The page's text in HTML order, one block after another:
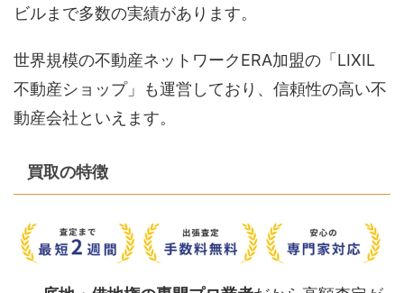
ビルまで多数の実績があります。
世界規模の不動産ネットワークERA加盟の「LIXIL
不動産ショップ」も運営しており、信頼性の高い不
動産会社といえます。
買取の特徴